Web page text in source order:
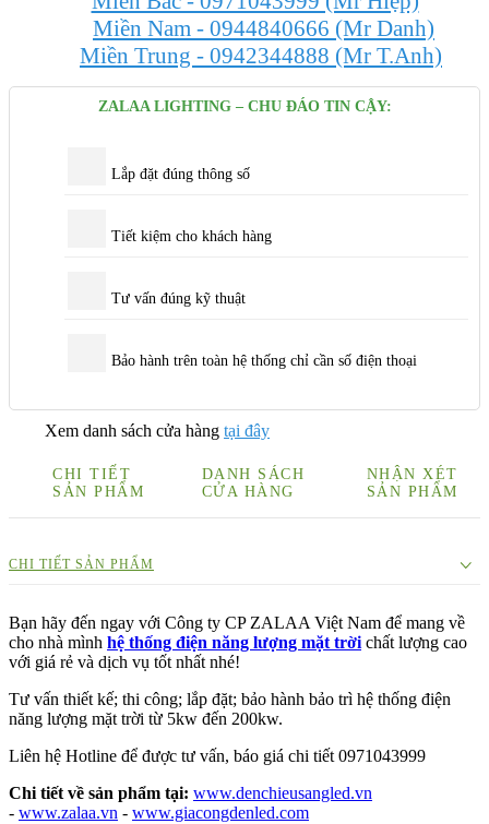
Miền Nam - 0944840666 (Mr Danh)
Miền Trung - 0942344888 (Mr T.Anh)
ZALAA LIGHTING – CHU ĐÁO TIN CẬY:
Lắp đặt đúng thông số
Tiết kiệm cho khách hàng
Tư vấn đúng kỹ thuật
Bảo hành trên toàn hệ thống chỉ cần số điện thoại
Xem danh sách cửa hàng tại đây
CHI TIẾT
SẢN PHẨM
DANH SÁCH
CỬA HÀNG
NHẬN XÉT
SẢN PHẨM
CHI TIẾT SẢN PHẨM
Bạn hãy đến ngay với Công ty CP ZALAA Việt Nam để mang về
cho nhà mình hệ thống điện năng lượng mặt trời chất lượng cao
với giá rẻ và dịch vụ tốt nhất nhé!
Tư vấn thiết kế; thi công; lắp đặt; bảo hành bảo trì hệ thống điện
năng lượng mặt trời từ 5kw đến 200kw.
Liên hệ Hotline để được tư vấn, báo giá chi tiết 0971043999
Chi tiết về sản phẩm tại: www.denchieusangled.vn
- www.zalaa.vn - www.giacongdenled.com